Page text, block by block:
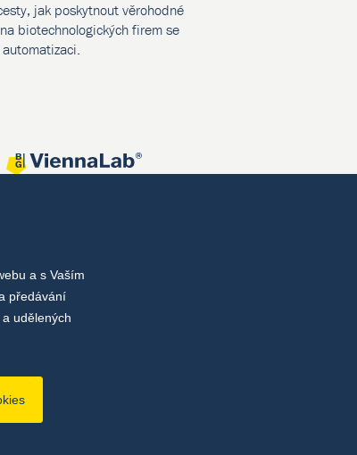
jak poskytnout věrohodné
biotechnologických firem se
a s Vaším
předávání
a udělených